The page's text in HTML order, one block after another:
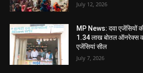
July 12, 2026
MP News: दवा एजेंसियों
1.34 लाख बोतल ऑनरेक्स
एजेंसियां सील
July 7, 2026